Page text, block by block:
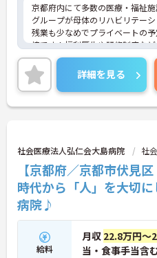
京都府内にて多数の医療・福祉
グループが母体のリハビリテーシ
残業も少なめでプライベートの
境です！福利厚生や研修制度な
心して長期での就業が可能です！
ご興味ある方には、面接のポイン
細をお話致しますのでお気軽にご
詳細を見る
社会医療法人弘仁会大島病院 社
【京都府／京都市伏見
時代から「人」を大切
病院♪
給料
月収 22.8万円～
当・食事手当含